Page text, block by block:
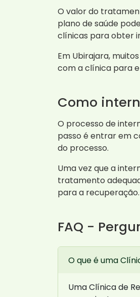
O valor do
plano de saúde
clínicas para obter
Em Ubirajara,
com a clínica para
Como
O processo de
passo é entrar em
do processo.
Uma vez que a
tratamento
para a recuperação.
FAQ -
O que é uma
Uma Clínica de